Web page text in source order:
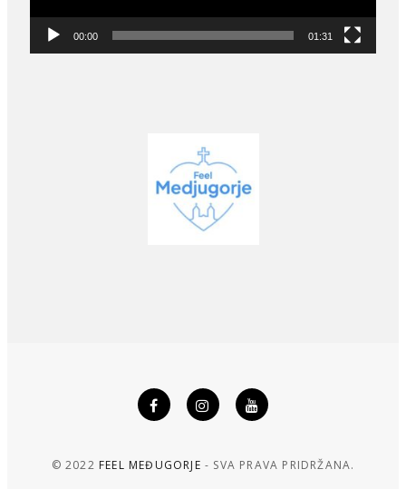
00:00 01:31
© 2022 FEEL MEĐUGORJE - SVA PRAVA PRIDRŽANA.